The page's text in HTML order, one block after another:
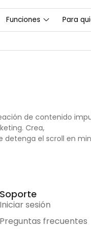
Funciones Para
de contenido
Crea,
el scroll en
Soporte
Iniciar sesión
Preguntas frecuentes